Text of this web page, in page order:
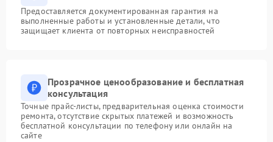
Предоставляется документированная гарантия на
выполненные работы и установленные детали, что
защищает клиента от повторных неисправностей
Прозрачное ценообразование и бесплатная
консультация
Точные прайс-листы, предварительная оценка стоимости
ремонта, отсутствие скрытых платежей и возможность
бесплатной консультации по телефону или онлайн на
сайте